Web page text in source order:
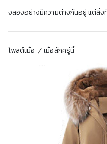
งสองอย่างมีความต่างกันอยู่ แต่สิ่ง
โพสต์เมื่อ เมื่อสักครู่นี้